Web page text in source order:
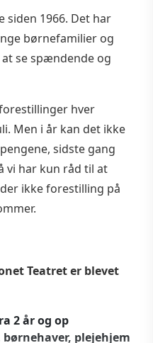
siden 1966. Det har
børnefamilier og
se spændende og
hver
Men i år kan det ikke
sidste gang
vi har kun råd til at
ikke forestilling på
Teatret er blevet
2 år og op
plejehjem